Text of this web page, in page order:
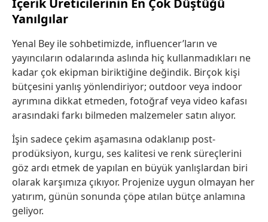
İçerik Üreticilerinin En Çok Düştüğü
Yanılgılar
Yenal Bey ile sohbetimizde, influencer’ların ve
yayıncıların odalarında aslında hiç kullanmadıkları ne
kadar çok ekipman biriktiğine değindik. Birçok kişi
bütçesini yanlış yönlendiriyor; outdoor veya indoor
ayrımına dikkat etmeden, fotoğraf veya video kafası
arasındaki farkı bilmeden malzemeler satın alıyor.
İşin sadece çekim aşamasına odaklanıp post-
prodüksiyon, kurgu, ses kalitesi ve renk süreçlerini
göz ardı etmek de yapılan en büyük yanlışlardan biri
olarak karşımıza çıkıyor. Projenize uygun olmayan her
yatırım, günün sonunda çöpe atılan bütçe anlamına
geliyor.